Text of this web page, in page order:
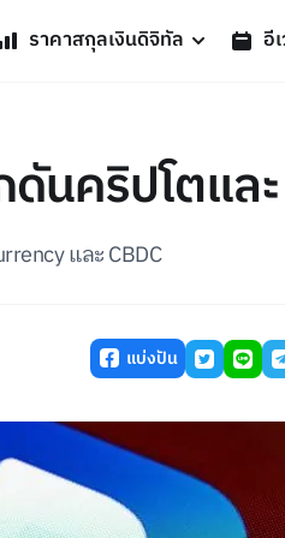
ราคาสกุลเงินดิจิทัล อี
นคริปโตและ
และ CBDC
แบ่งปัน